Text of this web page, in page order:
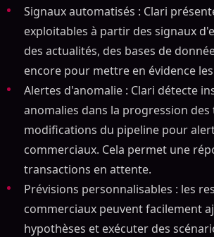
Signaux automatisés : Clari
exploitables à partir des signaux
des actualités, des bases de
encore pour mettre en évidence
Alertes d'anomalie : Clari détecte
anomalies dans la progression
modifications du pipeline pour
commerciaux. Cela permet une
transactions en attente.
Prévisions personnalisables : les
commerciaux peuvent facilement
hypothèses et exécuter des